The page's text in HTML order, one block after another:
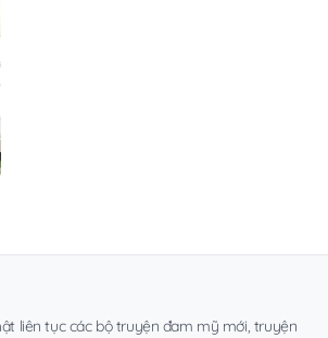
liên tục các bộ truyện đam mỹ mới, truyện